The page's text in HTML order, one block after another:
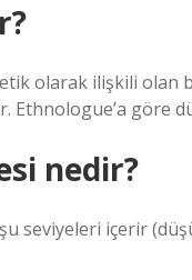
olarak ilişkili
göre
nedir?
seviyeleri içerir